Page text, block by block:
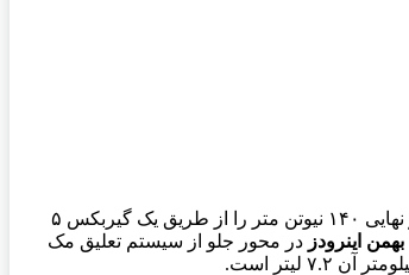
نهایی ۱۴۰ نیوتن متر را از طریق یک گیربکس ۵
بهمن اینرودز در محور جلو از سیستم تعلیق مک